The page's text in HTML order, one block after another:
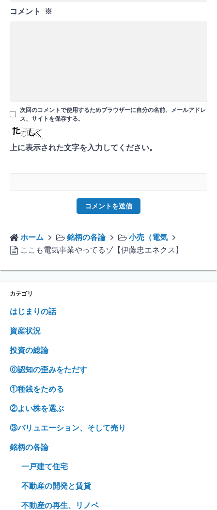
コメント ※
次回のコメントで使用するためブラウザーに自分の名前、メールアドレ
ス、サイトを保存する。
上に表示された文字を入力してください。
ホーム 銘柄の各論
小売（電気
ここも電気事業やってるゾ【伊藤忠エネクス】
カテゴリ
はじまりの話
資産状況
投資の総論
⓪認知の歪みをただす
①種銭をためる
②よい株を選ぶ
③バリュエーション、そして売り
銘柄の各論
一戸建て住宅
不動産の開発と賃貸
不動産の再生、リノベ